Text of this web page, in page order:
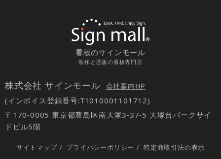
看板のサインモール
製作と通販の看板専門店
株式会社 サインモール 会社案内HP
(インボイス登録番号:T1010001101712)
〒170-0005 東京都豊島区南大塚3-37-5 大塚台パークサイ
ドビル5階
サイトマップ / プライバシーポリシー / 特定商取引法の表示